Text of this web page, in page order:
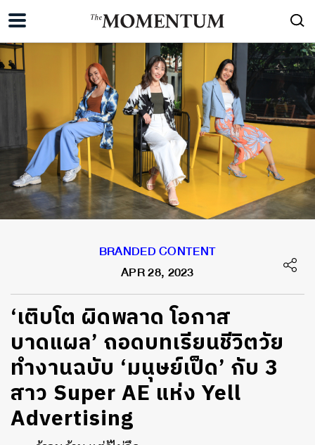
BRANDED CONTENT
APR 28, 2023
‘เติบโต ผิดพลาด โอกาส
บาดแผล’ ถอดบทเรียนชีวิตวัย
ทำงานฉบับ ‘มนุษย์เป็ด’ กับ 3
สาว Super AE แห่ง Yell
Advertising